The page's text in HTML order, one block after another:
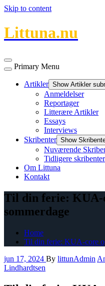
Skip to content
Littuna.nu
Primary Menu
Artikler Show Artikler
Anmeldelser
Reportager
Litterære Artikler
Essays
Interviews
Skribenter Show
Nuværende
Tidligere skribenter
Om Littuna
Kontakt
Til din ferie: KUA-
sommerdage
Home
Til din ferie: KUA-core
jun 17, 2024 By littunAdmin
Lindhardtsen